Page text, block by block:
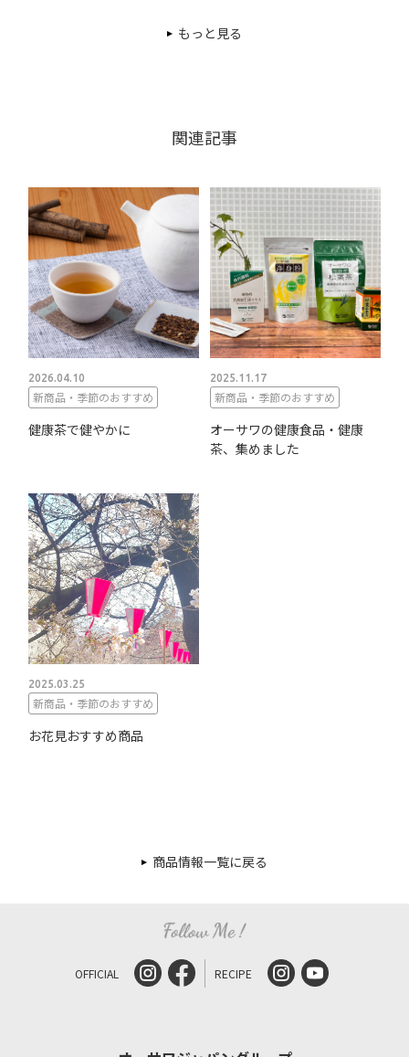
もっと見る
関連記事
2026.04.10
新商品・季節のおすすめ
健康茶で健やかに
2025.11.17
新商品・季節のおすすめ
オーサワの健康食品・健康
茶、集めました
2025.03.25
新商品・季節のおすすめ
お花見おすすめ商品
商品情報一覧に戻る
OFFICIAL RECIPE